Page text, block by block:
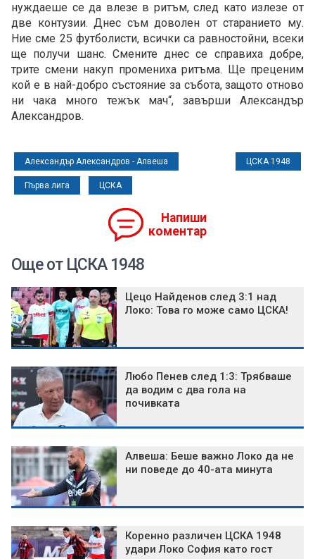
нуждаеше се да влезе в ритъм, след като излезе от
две контузии. Днес съм доволен от старанието му.
Ние сме 25 футболисти, всички са равностойни, всеки
ще получи шанс. Смените днес се справиха добре,
трите смени накуп промениха ритъма. Ще преценим
кой е в най-добро състояние за събота, защото отново
ни чака много тежък мач“, завърши Александър
Александров.
Александър Александров - Алвеша ЦСКА 1948
Първа лига ЦСКА
Напиши
коментар
Още от ЦСКА 1948
Цецо Найденов след 3:1 над
Локо: Това го може само ЦСКА!
Любо Пенев след 1:3: Трябваше
да водим с два гола на
почивката
Алвеша: Беше важно Локо да не
ни поведе до 40-ата минута
Коренно различен ЦСКА 1948
удари Локо София като гост